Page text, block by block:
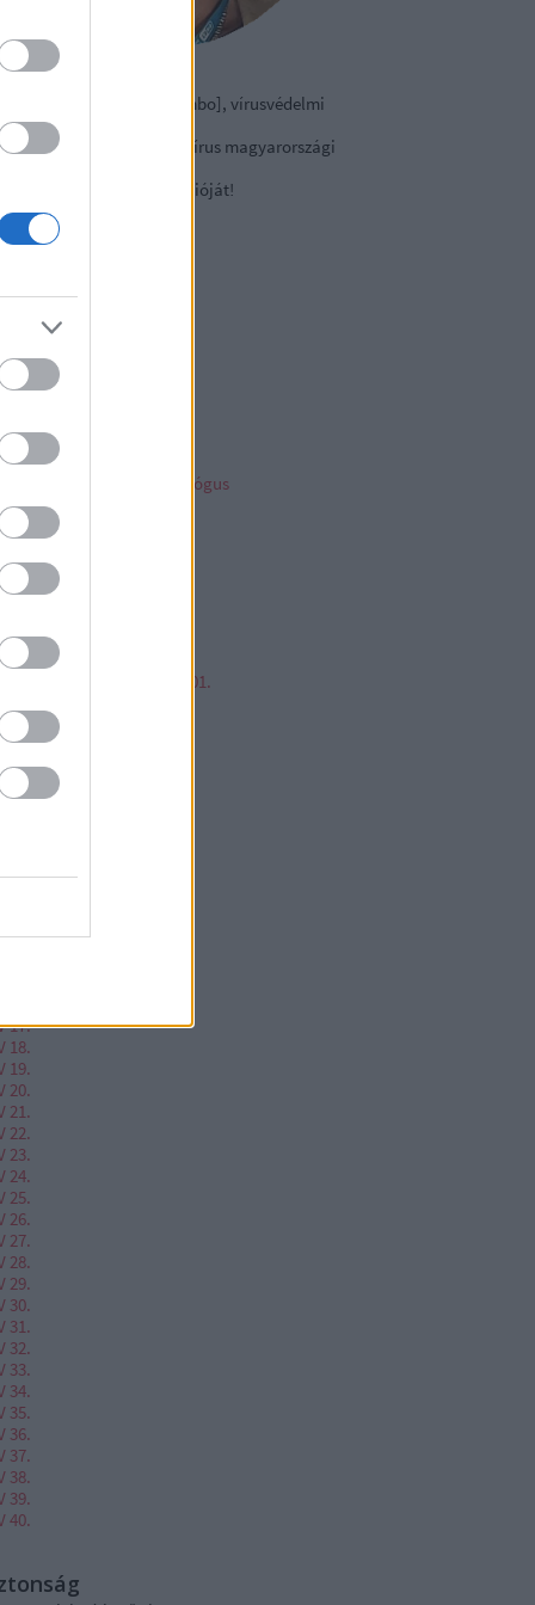
Darab István [Rambo], vírusvédelmi
Kft., a NOD32 antivírus magyarországi
próbaverzióját!
archiv
archívum
linkz
Éva gyermekpszichológus
vagyonvédelem
a tech
Balázs
Zsolt @Mp3Pintyo
cikkz
Varázslatos Világa 01.
03.
04.
05.
06.
10.
13.
17.
18.
19.
20.
21.
22.
23.
24.
25.
26.
27.
28.
29.
30.
31.
32.
33.
34.
35.
36.
37.
38.
39.
40.